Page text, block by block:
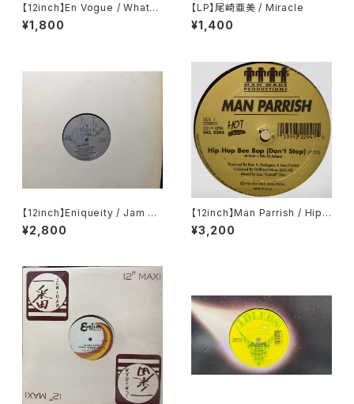
【12inch】En Vogue / Whatev
er (The Tumblin' Dice Rem
ixes)
¥1,800
【LP】尾崎亜美 / Miracle
¥1,400
【12inch】Eniqueity / Jam Ho
use Rock
¥2,800
【12inch】Man Parrish / Hip
Hop Bee Bop (Don't Stop)
¥3,200